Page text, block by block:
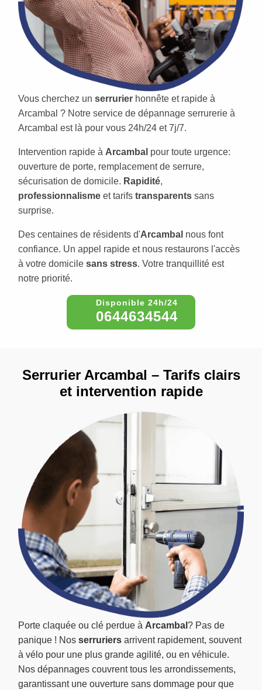
Vous cherchez un serrurier honnête et rapide à
Arcambal ? Notre service de dépannage serrurerie à
Arcambal est là pour vous 24h/24 et 7j/7.
Intervention rapide à Arcambal pour toute urgence:
ouverture de porte, remplacement de serrure,
sécurisation de domicile. Rapidité,
professionnalisme et tarifs transparents sans
surprise.
Des centaines de résidents d'Arcambal nous font
confiance. Un appel rapide et nous restaurons l'accès
à votre domicile sans stress. Votre tranquillité est
notre priorité.
0644634544
Porte claquée ou clé perdue à Arcambal ? Pas de
panique ! Nos serruriers arrivent rapidement, souvent
à vélo pour une plus grande agilité, ou en véhicule.
Nos dépannages couvrent tous les arrondissements,
garantissant une ouverture sans dommage pour que
Serrurier Arcambal – Tarifs clairs
et intervention rapide